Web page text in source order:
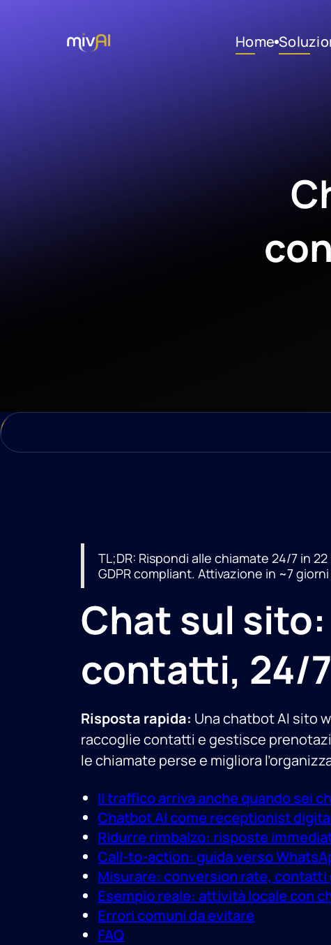
Home
TL;DR: Rispondi alle chiamate 24/7 in
GDPR compliant. Attivazione in ~7
Chat sul
contatti, 24/7
Risposta rapida: Una chatbot AI sito
raccoglie contatti e gestisce
le chiamate perse e migliora
Il traffico arriva anche quando sei
Chatbot AI come receptionist
Ridurre rimbalzo: risposte
Call-to-action: guida verso
Misurare: conversion rate,
Esempio reale: attività locale con
Errori comuni da evitare
FAQ